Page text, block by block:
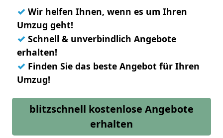
✓ Wir helfen Ihnen, wenn es um Ihren
Umzug geht!
✓ Schnell & unverbindlich Angebote
erhalten!
✓ Finden Sie das beste Angebot für Ihren
Umzug!
blitzschnell kostenlose Angebote
erhalten